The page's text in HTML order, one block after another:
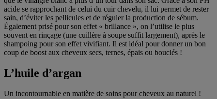
acide se rapprochant de celui du cuir chevelu, il lui permet de rester
sain, d’éviter les pellicules et de réguler la production de sébum.
Également prisé pour son effet « brillance », on l’utilise le plus
souvent en rinçage (une cuillère à soupe suffit largement), après le
shampoing pour son effet vivifiant. Il est idéal pour donner un bon
coup de boost aux cheveux secs, ternes, épais ou bouclés !
L’huile d’argan
Un incontournable en matière de soins pour cheveux au naturel !